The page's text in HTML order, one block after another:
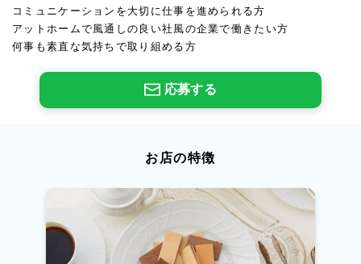
コミュニケーションを大切に仕事を進められる方
アットホームで風通しの良い社風の企業で働きたい方
何事も素直な気持ちで取り組める方
応募する
お店の特徴